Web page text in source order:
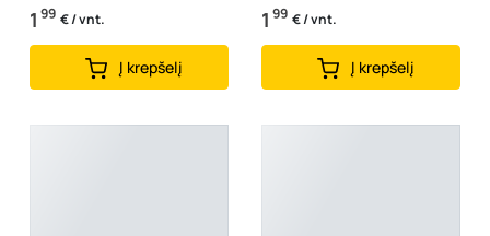
1 99 € / vnt.
Į krepšelį
1 99 € / vnt.
Į krepšelį